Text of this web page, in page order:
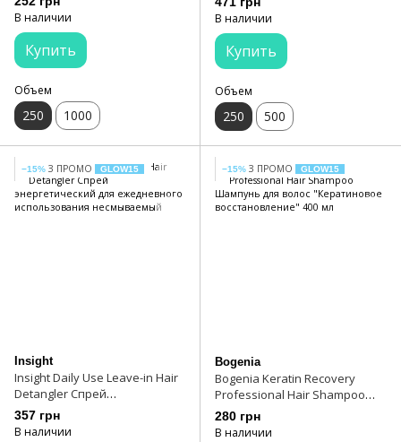
В наличии
Купить
Объем
250 1000
В наличии
Купить
Объем
250 500
−15% З ПРОМО GLOW15
Insight
Insight Daily Use Leave-in Hair
Detangler Спрей
энергетический для
ежедневного использования
357 грн
В наличии
−15% З ПРОМО GLOW15
Bogenia
Bogenia Keratin Recovery
Professional Hair Shampoo
Шампунь для волос
"Кератиновое
280 грн
В наличии